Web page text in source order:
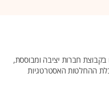
חברות יציבה ומבוססת,
ההחלטות האסטרטגיות